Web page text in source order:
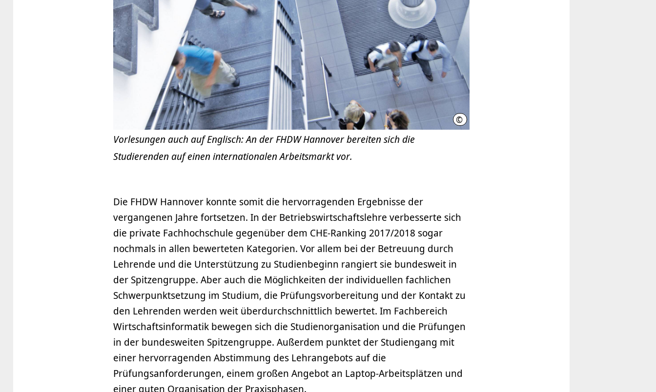
© FHDW (Quelle)
Vorlesungen auch auf Englisch: An der FHDW Hannover bereiten sich die
Studierenden auf einen internationalen Arbeitsmarkt vor.
Die FHDW Hannover konnte somit die hervorragenden Ergebnisse der
vergangenen Jahre fortsetzen. In der Betriebswirtschaftslehre verbesserte sich
die private Fachhochschule gegenüber dem CHE-Ranking 2017/2018 sogar
nochmals in allen bewerteten Kategorien. Vor allem bei der Betreuung durch
Lehrende und die Unterstützung zu Studienbeginn rangiert sie bundesweit in
der Spitzengruppe. Aber auch die Möglichkeiten der individuellen fachlichen
Schwerpunktsetzung im Studium, die Prüfungsvorbereitung und der Kontakt zu
den Lehrenden werden weit überdurchschnittlich bewertet. Im Fachbereich
Wirtschaftsinformatik bewegen sich die Studienorganisation und die Prüfungen
in der bundesweiten Spitzengruppe. Außerdem punktet der Studiengang mit
einer hervorragenden Abstimmung des Lehrangebots auf die
Prüfungsanforderungen, einem großen Angebot an Laptop-Arbeitsplätzen und
einer guten Organisation der Praxisphasen.